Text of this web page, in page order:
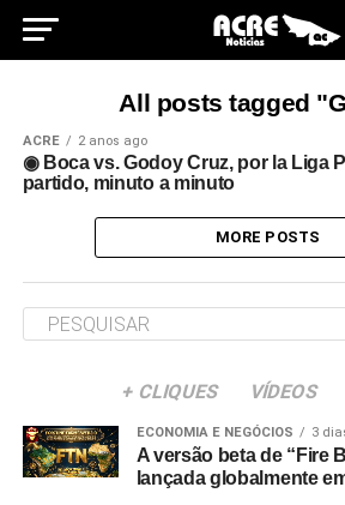
All posts tagged
ACRE 2 anos ago
◉ Boca vs. Godoy Cruz, por la Liga
partido, minuto a minuto
MORE POSTS
+ CLIQUES VÍDEOS
ECONOMIA E NEGÓCIOS 3
A versão beta de “Fire
lançada globalmente